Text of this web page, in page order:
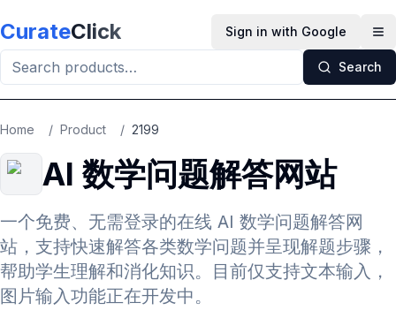
CurateClick Sign in with Google
Search
Home / Product / 2199
AI 数学问题解答网站
一个免费、无需登录的在线 AI 数学问题解答网
站，支持快速解答各类数学问题并呈现解题步骤，
帮助学生理解和消化知识。目前仅支持文本输入，
图片输入功能正在开发中。